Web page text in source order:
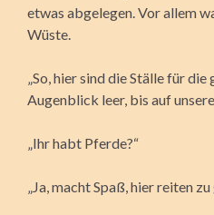
etwas abgelegen. Vor allem
Wüste.
„So, hier sind die Ställe für
Augenblick leer, bis auf
„Ihr habt Pferde?“
„Ja, macht Spaß, hier reiten zu